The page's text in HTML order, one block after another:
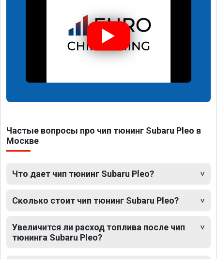
Частые вопросы про чип тюнинг Subaru Pleo в
Москве
Что дает чип тюнинг Subaru Pleo?
Сколько стоит чип тюнинг Subaru Pleo?
Увеличится ли расход топлива после чип
тюнинга Subaru Pleo?